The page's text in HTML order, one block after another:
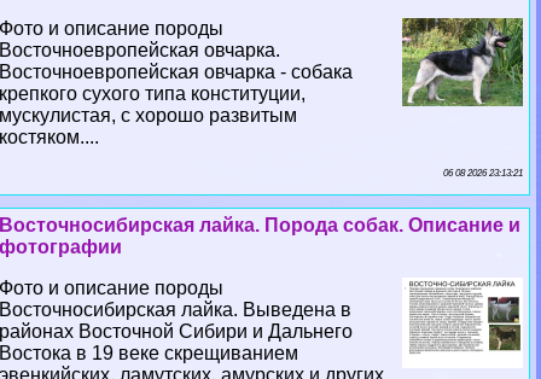
Фото и описание породы
Восточноевропейская овчарка.
Восточноевропейская овчарка - собака
крепкого сухого типа конституции,
мускулистая, с хорошо развитым
костяком....
06 08 2026 23:13:21
Восточносибирская лайка. Порода собак. Описание и
фотографии
Фото и описание породы
Восточносибирская лайка. Выведена в
районах Восточной Сибири и Дальнего
Востока в 19 веке скрещиванием